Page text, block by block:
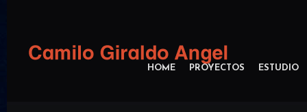
HOME PROYECTOS ESTUDIO